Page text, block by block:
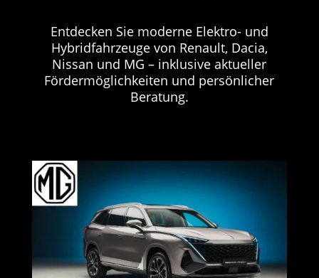
Entdecken Sie moderne Elektro- und
Hybridfahrzeuge von Renault, Dacia,
Nissan und MG – inklusive aktueller
Fördermöglichkeiten und persönlicher
Beratung.